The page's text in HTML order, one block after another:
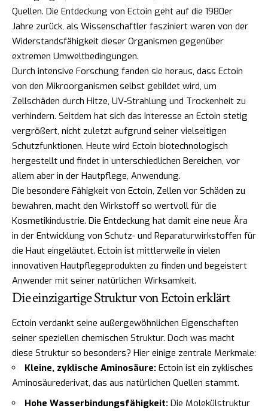
Quellen. Die Entdeckung von Ectoin geht auf die 1980er
Jahre zurück, als Wissenschaftler fasziniert waren von der
Widerstandsfähigkeit dieser Organismen gegenüber
extremen Umweltbedingungen.
Durch intensive Forschung fanden sie heraus, dass Ectoin
von den Mikroorganismen selbst gebildet wird, um
Zellschäden durch Hitze, UV-Strahlung und Trockenheit zu
verhindern. Seitdem hat sich das Interesse an Ectoin stetig
vergrößert, nicht zuletzt aufgrund seiner vielseitigen
Schutzfunktionen. Heute wird Ectoin biotechnologisch
hergestellt und findet in unterschiedlichen Bereichen, vor
allem aber in der Hautpflege, Anwendung.
Die besondere Fähigkeit von Ectoin, Zellen vor Schäden zu
bewahren, macht den Wirkstoff so wertvoll für die
Kosmetikindustrie. Die Entdeckung hat damit eine neue Ära
in der Entwicklung von Schutz- und Reparaturwirkstoffen für
die Haut eingeläutet. Ectoin ist mittlerweile in vielen
innovativen Hautpflegeprodukten zu finden und begeistert
Anwender mit seiner natürlichen Wirksamkeit.
Die einzigartige Struktur von Ectoin erklärt
Ectoin verdankt seine außergewöhnlichen Eigenschaften
seiner speziellen chemischen Struktur. Doch was macht
diese Struktur so besonders? Hier einige zentrale Merkmale:
Kleine, zyklische Aminosäure: Ectoin ist ein zyklisches
Aminosäurederivat, das aus natürlichen Quellen stammt.
Hohe Wasserbindungsfähigkeit: Die Molekülstruktur